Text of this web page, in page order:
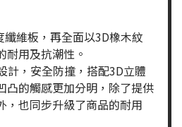
維板，再全面以3D橡木紋
耐用及抗潮性。
計，安全防撞，搭配3D立體
凸的觸感更加分明，除了提供
，也同步升級了商品的耐用